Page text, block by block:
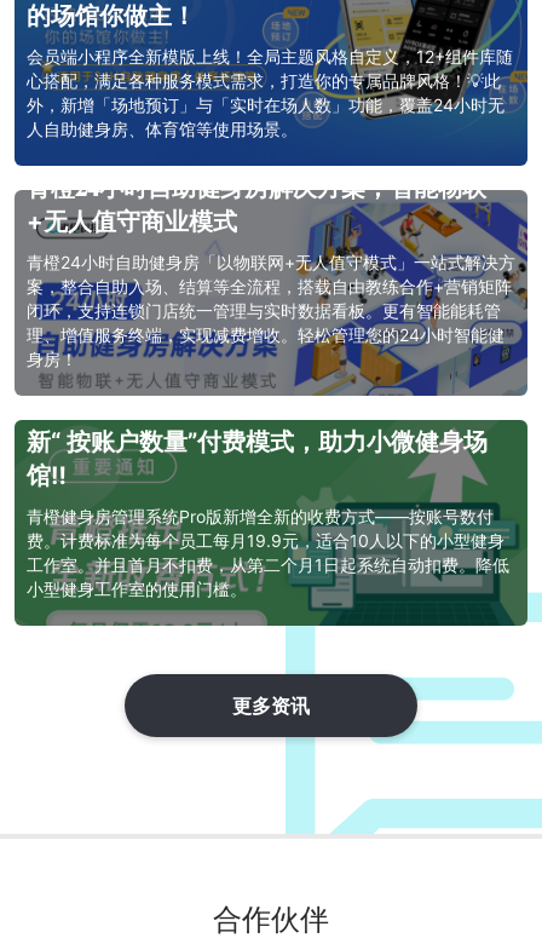
的场馆你做主！
会员端小程序全新模版上线！全局主题风格自定义，12+组件库随
心搭配，满足各种服务模式需求，打造你的专属品牌风格！💡此
外，新增「场地预订」与「实时在场人数」功能，覆盖24小时无
人自助健身房、体育馆等使用场景。
青橙𝟐𝟒小时自助健身房解决方案，智能物联
+无人值守商业模式
青橙24小时自助健身房「以物联网+无人值守模式」一站式解决方
案，整合自助入场、结算等全流程，搭载自由教练合作+营销矩阵
闭环，支持连锁门店统一管理与实时数据看板。更有智能能耗管
理、增值服务终端，实现减费增收。轻松管理您的24小时智能健
身房！
新“ 按账户数量”付费模式，助力小微健身场
馆‼
青橙健身房管理系统Pro版新增全新的收费方式——按账号数付
费。计费标准为每个员工每月19.9元，适合10人以下的小型健身
工作室。并且首月不扣费，从第二个月1日起系统自动扣费。降低
小型健身工作室的使用门槛。
更多资讯
合作伙伴